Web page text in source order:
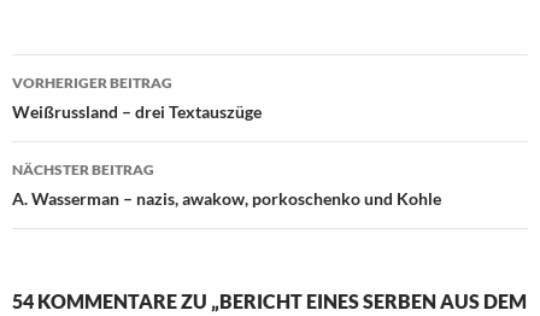
Beitragsnavigation
VORHERIGER BEITRAG
Weißrussland – drei Textauszüge
NÄCHSTER BEITRAG
A. Wasserman – nazis, awakow, porkoschenko und Kohle
54 KOMMENTARE ZU „BERICHT EINES SERBEN AUS DEM